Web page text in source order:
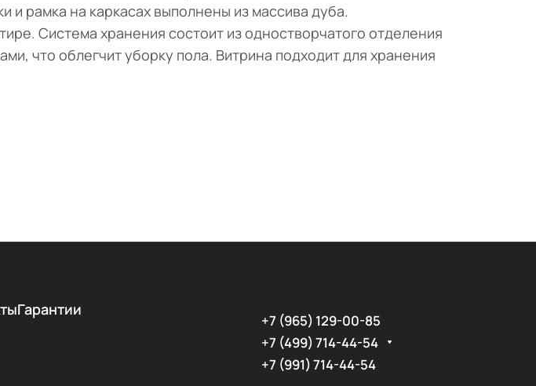
рамка на каркасах выполнены из массива дуба.
Система хранения состоит из одностворчатого отделения
что облегчит уборку пола. Витрина подходит для хранения
Гарантии
+7 (965) 129-00-85
+7 (499) 714-44-54
+7 (991) 714-44-54